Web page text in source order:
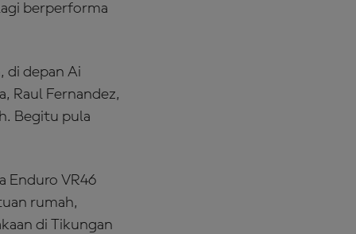
berperforma
di depan Ai
Raul Fernandez,
Begitu pula
Enduro VR46
rumah,
di Tikungan